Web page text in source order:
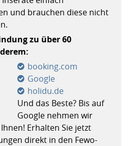
und brauchen diese nicht
zu über 60
booking.com
Google
holidu.de
Und das Beste? Bis auf
Google nehmen wir
Erhalten Sie jetzt
direkt in den Fewo-